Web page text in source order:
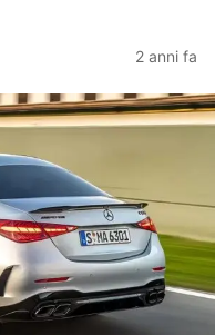
2 anni fa